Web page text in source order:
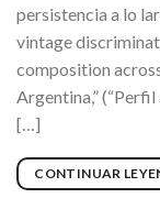
persistencia a lo
vintage
composition
Argentina,”
[…]
CONTINUAR